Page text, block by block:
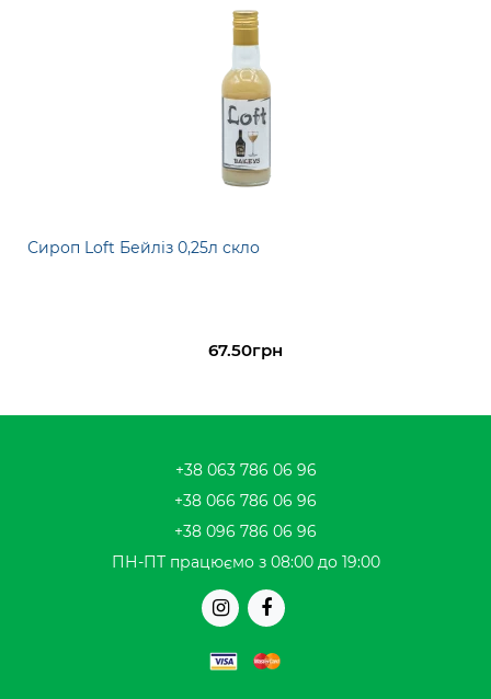
Сироп Loft Бейліз 0,25л скло
67.50грн
+38 063 786 06 96
+38 066 786 06 96
+38 096 786 06 96
ПН-ПТ працюємо з 08:00 до 19:00